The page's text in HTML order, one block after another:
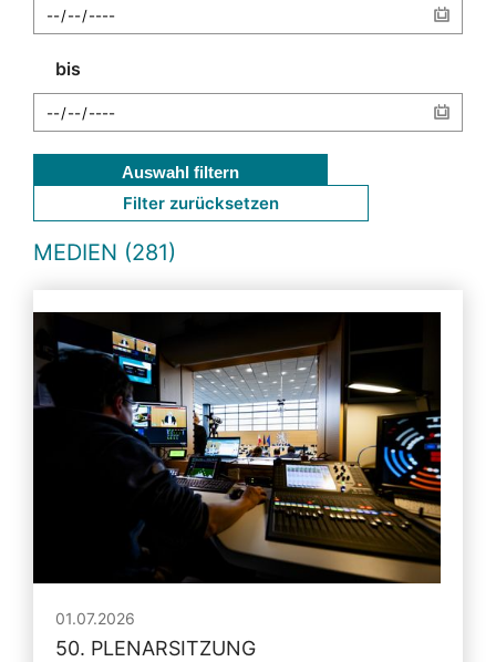
bis
Auswahl filtern
Filter zurücksetzen
MEDIEN (281)
01.07.2026
50. PLENARSITZUNG